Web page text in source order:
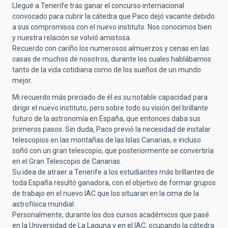
Llegué a Tenerife tras ganar el concurso internacional
convocado para cubrir la cátedra que Paco dejó vacante debido
a sus compromisos con el nuevo instituto. Nos conocimos bien
y nuestra relación se volvió amistosa.
Recuerdo con cariño los numerosos almuerzos y cenas en las
casas de muchos de nosotros, durante los cuales hablábamos
tanto de la vida cotidiana como de los sueños de un mundo
mejor.
Mi recuerdo más preciado de él es su notable capacidad para
dirigir el nuevo instituto, pero sobre todo su visión del brillante
futuro de la astronomía en España, que entonces daba sus
primeros pasos. Sin duda, Paco previó la necesidad de instalar
telescopios en las montañas de las Islas Canarias, e incluso
soñó con un gran telescopio, que posteriormente se convertiría
en el Gran Telescopio de Canarias.
Su idea de atraer a Tenerife a los estudiantes más brillantes de
toda España resultó ganadora, con el objetivo de formar grupos
de trabajo en el nuevo IAC que los situaran en la cima de la
astrofísica mundial.
Personalmente, durante los dos cursos académicos que pasé
en la Universidad de La Laguna y en el IAC, ocupando la cátedra